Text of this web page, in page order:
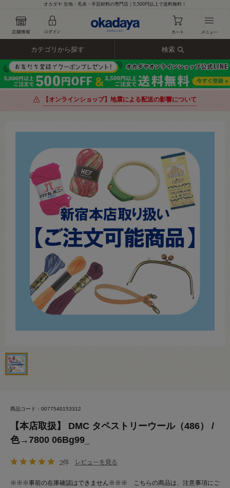
オカダヤ 生地・毛糸・手芸材料の専門店｜5,500円以上で送料無料！
カテゴリから探す 検索
【オンラインショップ】地震による配送の影響について
商品コード：0077540153312
【本店取扱】 DMC タペストリーウール（486） /
色→7800 06Bg99_
2件 レビューを見る
※※※事前の在庫確認はできません※※※ こちらの商品は、注意事項にご